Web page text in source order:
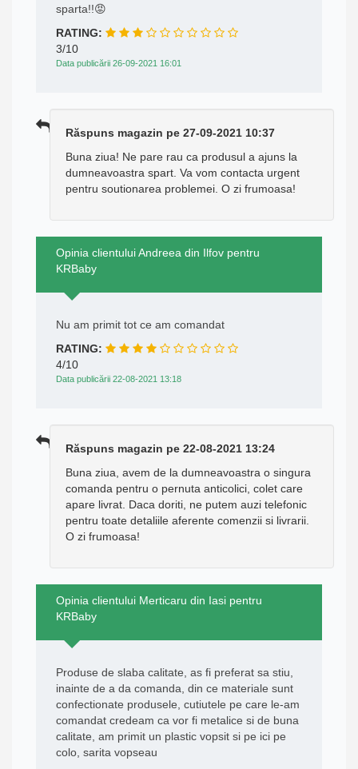
sparta!!😡
RATING:
3/10
Data publicării 26-09-2021 16:01
Răspuns magazin pe 27-09-2021 10:37
Buna ziua! Ne pare rau ca produsul a ajuns la
dumneavoastra spart. Va vom contacta urgent
pentru soutionarea problemei. O zi frumoasa!
Opinia clientului Andreea din Ilfov pentru
KRBaby
Nu am primit tot ce am comandat
RATING:
4/10
Data publicării 22-08-2021 13:18
Răspuns magazin pe 22-08-2021 13:24
Buna ziua, avem de la dumneavoastra o singura
comanda pentru o pernuta anticolici, colet care
apare livrat. Daca doriti, ne putem auzi telefonic
pentru toate detaliile aferente comenzii si livrarii.
O zi frumoasa!
Opinia clientului Merticaru din Iasi pentru
KRBaby
Produse de slaba calitate, as fi preferat sa stiu,
inainte de a da comanda, din ce materiale sunt
confectionate produsele, cutiutele pe care le-am
comandat credeam ca vor fi metalice si de buna
calitate, am primit un plastic vopsit si pe ici pe
colo, sarita vopseau